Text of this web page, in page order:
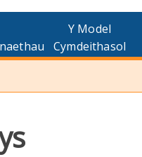
Y Model
Cymdeithasol